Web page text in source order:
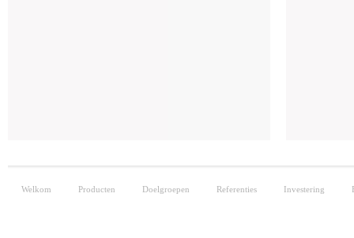
Welkom Producten Doelgroepen Referenties Investering